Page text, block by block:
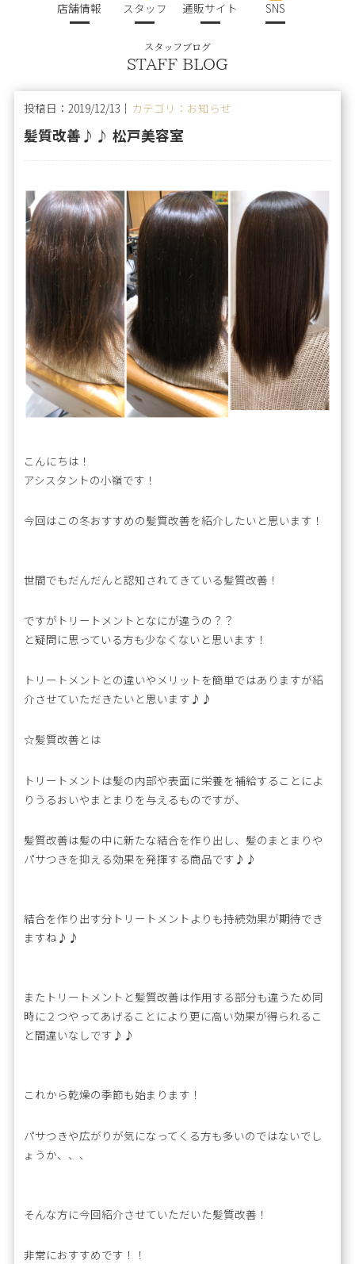
店舗情報 スタッフ 通販サイト SNS
スタッフブログ
STAFF BLOG
投稿日：2019/12/13｜ カテゴリ：お知らせ
髪質改善♪♪ 松戸美容室
こんにちは！
アシスタントの小嶺です！
今回はこの冬おすすめの髪質改善を紹介したいと思います！
世間でもだんだんと認知されてきている髪質改善！
ですがトリートメントとなにが違うの？？
と疑問に思っている方も少なくないと思います！
トリートメントとの違いやメリットを簡単ではありますが紹
介させていただきたいと思います♪♪
☆髪質改善とは
トリートメントは髪の内部や表面に栄養を補給することによ
りうるおいやまとまりを与えるものですが、
髪質改善は髪の中に新たな結合を作り出し、髪のまとまりや
パサつきを抑える効果を発揮する商品です♪♪
結合を作り出す分トリートメントよりも持続効果が期待でき
ますね♪♪
またトリートメントと髪質改善は作用する部分も違うため同
時に２つやってあげることにより更に高い効果が得られるこ
と間違いなしです♪♪
これから乾燥の季節も始まります！
パサつきや広がりが気になってくる方も多いのではないでし
ょうか、、、
そんな方に今回紹介させていただいた髪質改善！
非常におすすめです！！